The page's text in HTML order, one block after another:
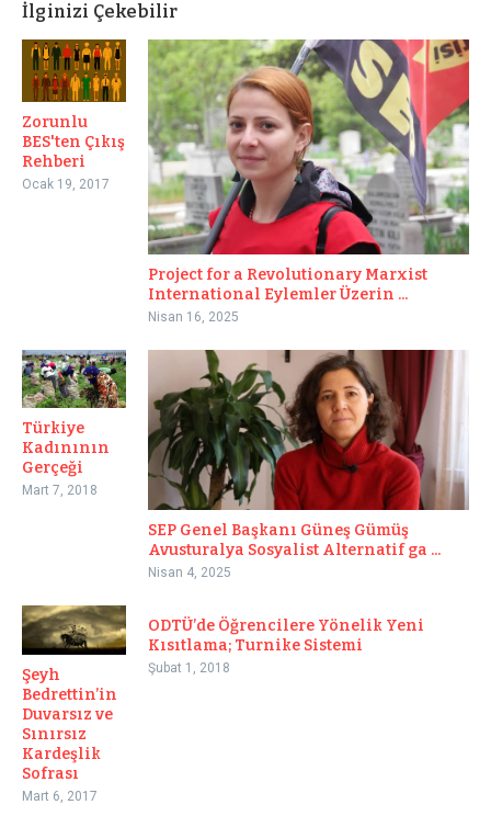
İlginizi Çekebilir
Zorunlu
BES'ten Çıkış
Rehberi
Ocak 19, 2017
Project for a Revolutionary Marxist
International Eylemler Üzerin ...
Nisan 16, 2025
Türkiye
Kadınının
Gerçeği
Mart 7, 2018
SEP Genel Başkanı Güneş Gümüş
Avusturalya Sosyalist Alternatif ga ...
Nisan 4, 2025
Şeyh
Bedrettin’in
Duvarsız ve
Sınırsız
Kardeşlik
Sofrası
Mart 6, 2017
ODTÜ’de Öğrencilere Yönelik Yeni
Kısıtlama; Turnike Sistemi
Şubat 1, 2018